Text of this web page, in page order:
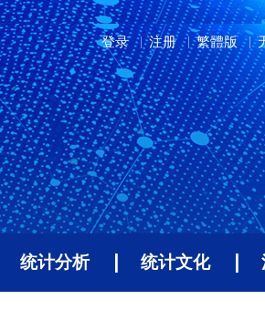
登录 注册 繁體版
统计分析 统计文化